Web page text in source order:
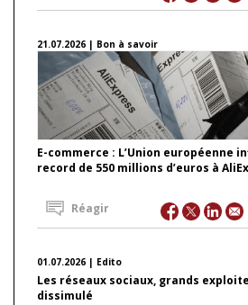
21.07.2026 | Bon à savoir
E-commerce : L’Union européenne
record de 550 millions d’euros à
Réagir
01.07.2026 | Edito
Les réseaux sociaux, grands
dissimulé